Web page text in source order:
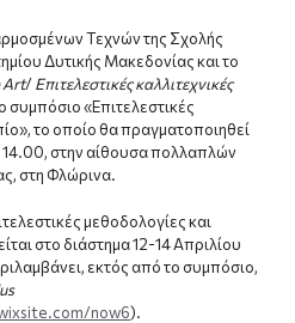
Τεχνών της Σχολής
Δυτικής Μακεδονίας και το
Art/Επιτελεστικές καλλιτεχνικές
«Επιτελεστικές
το οποίο θα πραγματοποιηθεί
14.00, στην αίθουσα πολλαπλών
στη Φλώρινα.
μεθοδολογίες και
στο διάστημα 12-14 Απριλίου
εκτός από το συμπόσιο,
now6).